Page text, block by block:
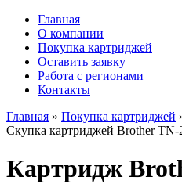
Главная
О компании
Покупка картриджей
Оставить заявку
Работа с регионами
Контакты
Главная » Покупка картриджей
Скупка картриджей Brother
Картридж